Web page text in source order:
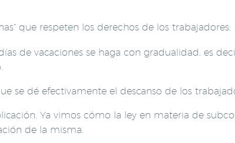
que respeten los derechos de los trabajadores:
de vacaciones se haga con gradualidad, es
se dé efectivamente el descanso de los
Ya vimos cómo la ley en materia de
de la misma.